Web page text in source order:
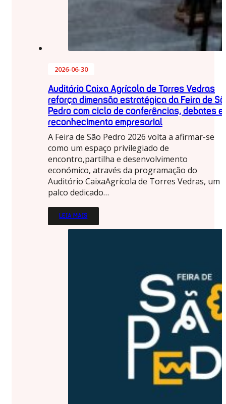
2026-06-30
Auditório Caixa Agrícola de Torres Vedras
reforça dimensão estratégica da Feira de
Pedro com ciclo de conferências, debates e
reconhecimento empresarial
A Feira de São Pedro 2026 volta a afirmar-se
como um espaço privilegiado de
encontro,partilha e desenvolvimento
económico, através da programação do
Auditório CaixaAgrícola de Torres Vedras, um
palco dedicado…
LEIA MAIS